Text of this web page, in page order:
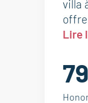
villa
offre
Lire